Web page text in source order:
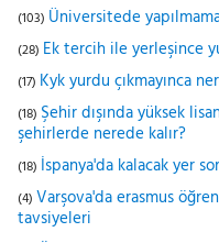
(103) Üniversitede
(28) Ek tercih ile yerleşince
(17) Kyk yurdu çıkmayınca
(18) Şehir dışında yüksek
şehirlerde nerede kalır?
(18) İspanya'da kalacak yer
(4) Varşova'da erasmus
tavsiyeleri